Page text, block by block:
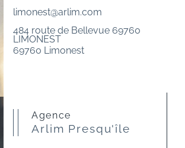
limonest@arlim.com
484 route de Bellevue 69760
LIMONEST
69760 Limonest
Agence
Arlim Presqu'île